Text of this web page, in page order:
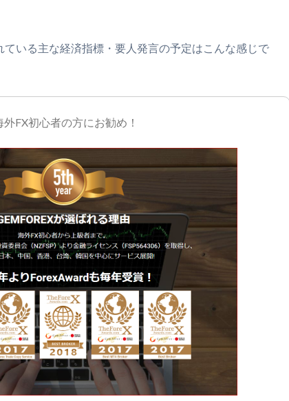
いる主な経済指標・要人発言の予定はこんな感じで
外FX初心者の方にお勧め！